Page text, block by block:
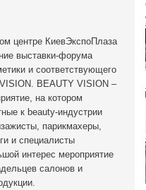
центре КиевЭкспоПлаза
выставки-форума
и соответствующего
BEAUTY VISION –
на котором
к beauty-индустрии
парикмахеры,
и специалисты
интерес мероприятие
салонов и